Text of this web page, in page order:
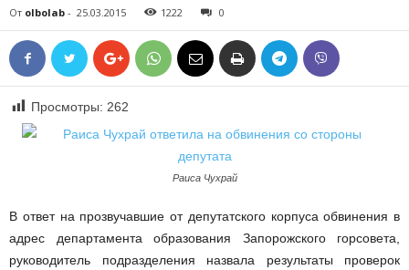
От olbolab - 25.03.2015 1222 0
Просмотры: 262
Раиса Чухрай
В ответ на прозвучавшие от депутатского корпуса обвинения в
адрес департамента образования Запорожского горсовета,
руководитель подразделения назвала результаты проверок